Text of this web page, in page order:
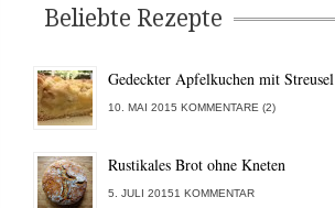
Beliebte Rezepte
Gedeckter Apfelkuchen mit Streusel
10. MAI 2015 KOMMENTARE (2)
Rustikales Brot ohne Kneten
5. JULI 20151 KOMMENTAR